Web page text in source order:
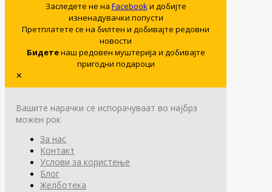
Заследете не на Facebookи добијте
изненадувачки попусти
Претплатете се на билтен и добивајте редовни
новости
Бидетенаш редовен муштерија и добивајте
пригодни подароци
✕
Вашите нарачки се испорачуваат во најбрз
можен рок
За нас
Контакт
Услови за користење
Блог
Желботека